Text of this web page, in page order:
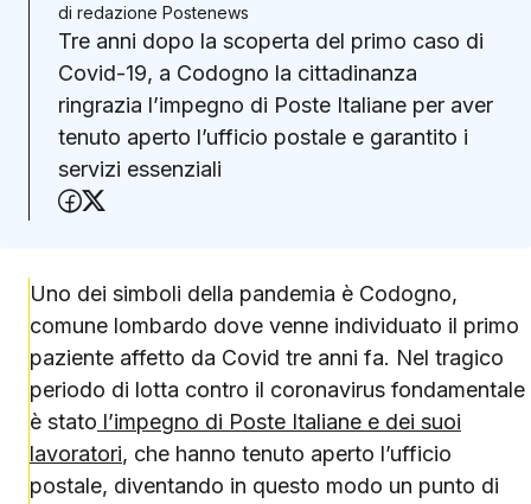
di redazione Postenews
Tre anni dopo la scoperta del primo caso di
Covid-19, a Codogno la cittadinanza
ringrazia l’impegno di Poste Italiane per aver
tenuto aperto l’ufficio postale e garantito i
servizi essenziali
Condividi su Facebook
Uno dei simboli della pandemia è Codogno,
comune lombardo dove venne individuato il primo
paziente affetto da Covid tre anni fa. Nel tragico
periodo di lotta contro il coronavirus fondamentale
è stato l’impegno di Poste Italiane e dei suoi
lavoratori, che hanno tenuto aperto l’ufficio
postale, diventando in questo modo un punto di